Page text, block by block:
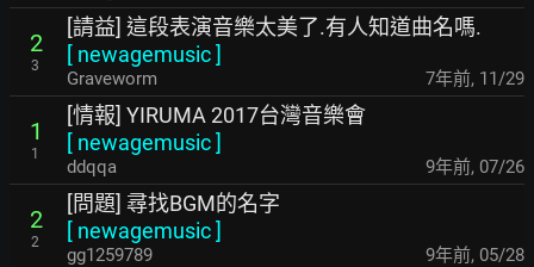
2
3
[請益] 這段表演音樂太美了.有人知道曲名嗎.
[ newagemusic]
Graveworm 7年前, 11/29
1
1
[情報] YIRUMA 2017台灣音樂會
[ newagemusic]
ddqqa 9年前, 07/26
2
2
[問題] 尋找BGM的名字
[ newagemusic]
gg1259789 9年前, 05/28